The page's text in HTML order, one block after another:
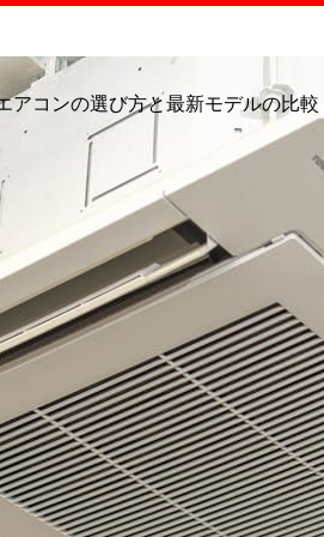
アコンの選び方と最新モデルの比較